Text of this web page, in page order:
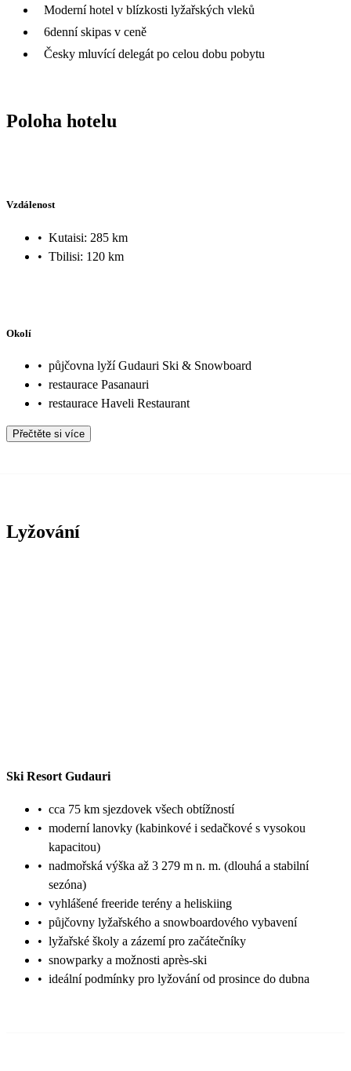
Moderní hotel v blízkosti lyžařských vleků
6denní skipas v ceně
Česky mluvící delegát po celou dobu pobytu
Poloha hotelu
Vzdálenost
• Kutaisi: 285 km
• Tbilisi: 120 km
Okolí
• půjčovna lyží Gudauri Ski & Snowboard
• restaurace Pasanauri
• restaurace Haveli Restaurant
Přečtěte si více
Lyžování
Ski Resort Gudauri
• cca 75 km sjezdovek všech obtížností
• moderní lanovky (kabinkové i sedačkové s vysokou
kapacitou)
• nadmořská výška až 3 279 m n. m. (dlouhá a stabilní
sezóna)
• vyhlášené freeride terény a heliskiing
• půjčovny lyžařského a snowboardového vybavení
• lyžařské školy a zázemí pro začátečníky
• snowparky a možnosti après-ski
• ideální podmínky pro lyžování od prosince do dubna